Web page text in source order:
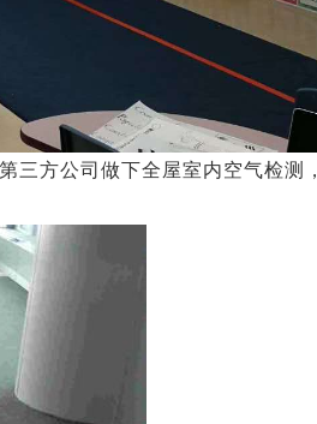
三方公司做下全屋室内空气检测，